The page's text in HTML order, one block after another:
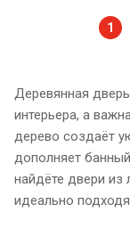
1
Деревянная
интерьера, а
дерево создаёт
дополняет
найдёте двери из
идеально